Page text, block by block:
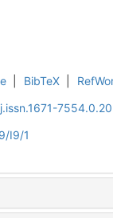
BibTeX
I9/1